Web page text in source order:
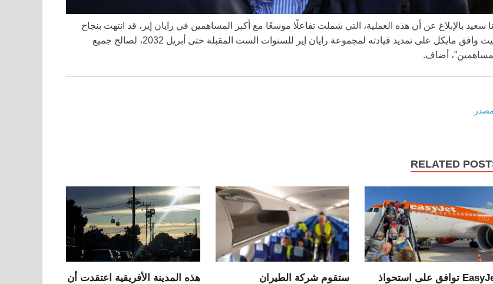
سعيد بالإبلاغ عن أن هذه العملية، التي شملت تفاعلًا موسعًا مع أكبر المساهمين في رايان إير، قد انتهت بنجاح
حيث وافق مايكل على تمديد قيادته لمجموعة رايان إير للسنوات الست المقبلة حتى أبريل 2032، لصالح جميع
أضاف.
RELATED
EasyJet توافق على استحواذ
ستقوم شركة الطيران
هذه المدينة الأفريقية اعتقدت أن